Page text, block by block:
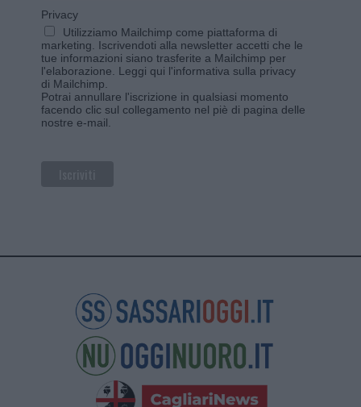
Privacy
Utilizziamo Mailchimp come piattaforma di
marketing. Iscrivendoti alla newsletter accetti che le
tue informazioni siano trasferite a Mailchimp per
l'elaborazione. Leggi qui l'informativa sulla privacy
di Mailchimp
Potrai annullare l'iscrizione in qualsiasi momento
facendo clic sul collegamento nel piè di pagina delle
nostre e-mail.